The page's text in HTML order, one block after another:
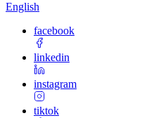
English
facebook
linkedin
instagram
tiktok